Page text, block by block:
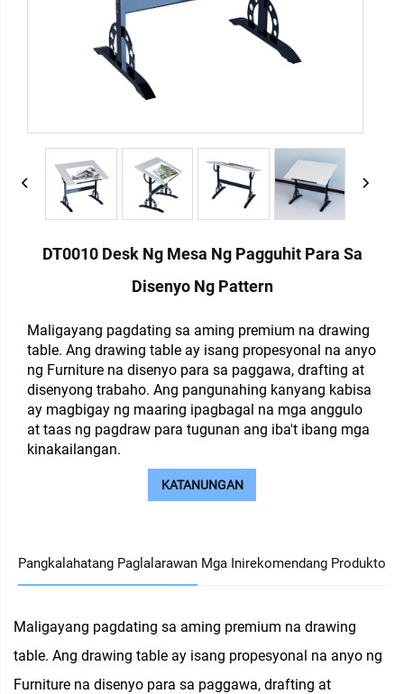
DT0010 Desk Ng Mesa Ng Pagguhit Para Sa
Disenyo Ng Pattern
Maligayang pagdating sa aming premium na drawing
table. Ang drawing table ay isang propesyonal na anyo
ng Furniture na disenyo para sa paggawa, drafting at
disenyong trabaho. Ang pangunahing kanyang kabisa
ay magbigay ng maaring ipagbagal na mga anggulo
at taas ng pagdraw para tugunan ang iba't ibang mga
kinakailangan.
KATANUNGAN
Pangkalahatang Paglalarawan Mga Inirekomendang Produkto
Maligayang pagdating sa aming premium na drawing
table. Ang drawing table ay isang propesyonal na anyo ng
Furniture na disenyo para sa paggawa, drafting at